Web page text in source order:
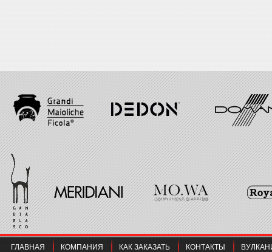
ГЛАВНАЯ КОМПАНИЯ КАК ЗАКАЗАТЬ КОНТАКТЫ